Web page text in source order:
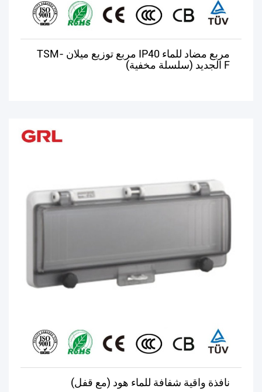
مربع مضاد للماء IP40 مربع توزيع ميلان TSM-
F الجديد (سلسلة مخفية)
نافذة واقية شفافة للماء هود (مع قفل)